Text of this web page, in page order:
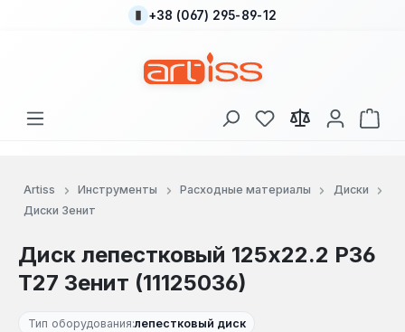
Перейти к основному содержанию
+38 (067) 295-89-12
У вас есть товары
В
Artiss Инструменты Расходные материалы
Диски
Диски Зенит
Диск лепестковый 125x22.2 Р36
Т27 Зенит (11125036)
Тип оборудования:лепестковый диск